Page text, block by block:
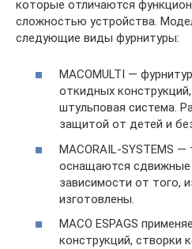
которые отличаются
сложностью устройства.
следующие виды фурнитуры:
MACOMULTI —
откидных
штульповая система.
защитой от детей и
MACORAIL-SYSTEMS
оснащаются сдвижные
зависимости от того,
изготовлены.
MACO ESPAGS
конструкций, створки